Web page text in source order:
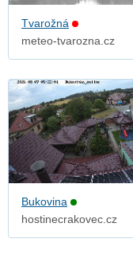
Tvarožná
meteo-tvarozna.cz
Bukovina
hostinecrakovec.cz